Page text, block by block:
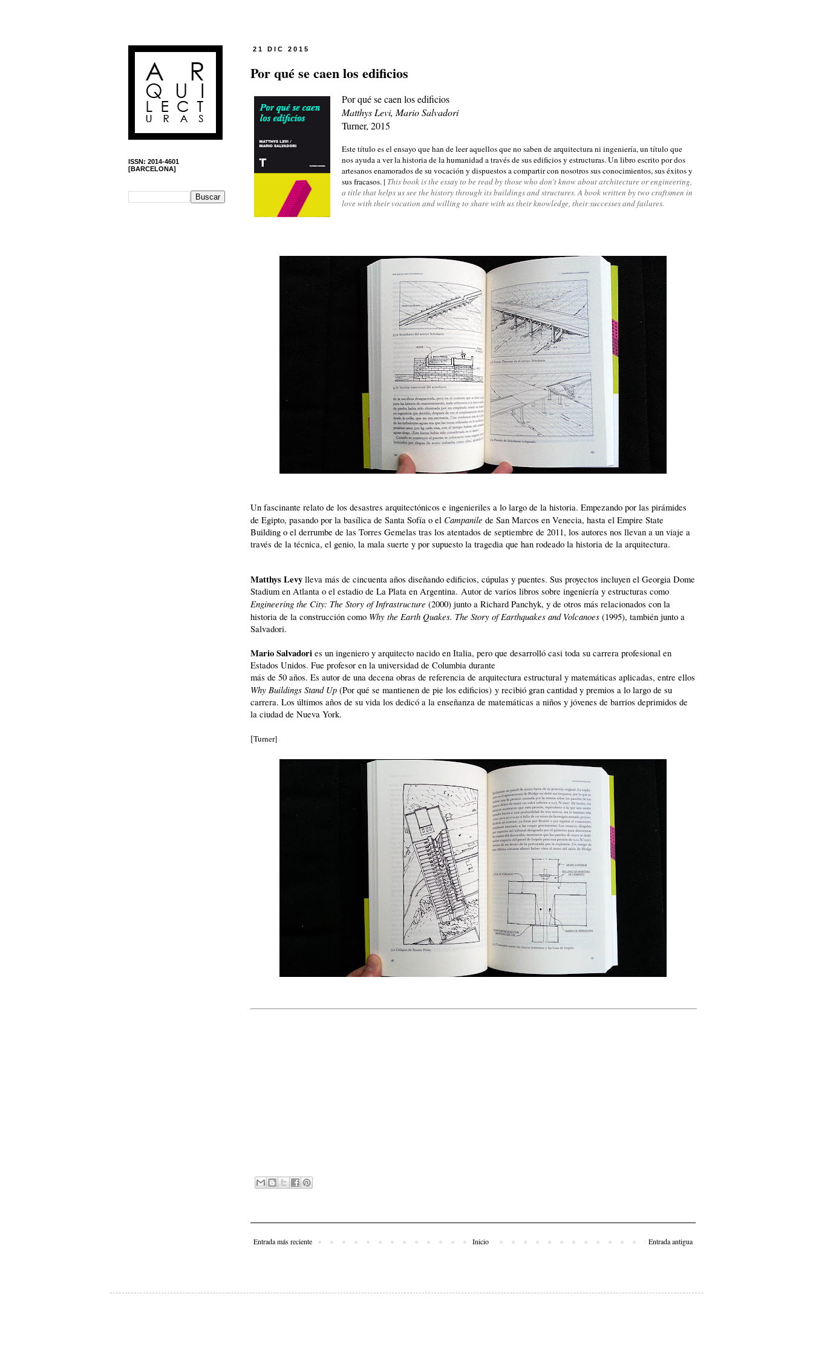
21 DIC 2015
Por qué se caen los edificios
Por qué se caen los edificios
Matthys Levi, Mario Salvadori
Turner, 2015
Este título es el ensayo que han de leer aquellos que no saben de arquitectura ni ingeniería, un título que
nos ayuda a ver la historia de la humanidad a través de sus edificios y estructuras. Un libro escrito por dos
artesanos enamorados de su vocación y dispuestos a compartir con nosotros sus conocimientos, sus éxitos y
sus fracasos. | This book is the essay to be read by those who don't know about architecture or engineering,
a title that helps us see the history through its buildings and structures. A book written by two craftsmen in
love with their vocation and willing to share with us their knowledge, their successes and failures.
Un fascinante relato de los desastres arquitectónicos e ingenieriles a lo largo de la historia. Empezando por las pirámides
de Egipto, pasando por la basílica de Santa Sofía o el Campanile de San Marcos en Venecia, hasta el Empire State
Building o el derrumbe de las Torres Gemelas tras los atentados de septiembre de 2011, los autores nos llevan a un viaje a
través de la técnica, el genio, la mala suerte y por supuesto la tragedia que han rodeado la historia de la arquitectura.
Matthys Levy lleva más de cincuenta años diseñando edificios, cúpulas y puentes. Sus proyectos incluyen el Georgia Dome
Stadium en Atlanta o el estadio de La Plata en Argentina. Autor de varios libros sobre ingeniería y estructuras como
Engineering the City: The Story of Infrastructure (2000) junto a Richard Panchyk, y de otros más relacionados con la
historia de la construcción como Why the Earth Quakes. The Story of Earthquakes and Volcanoes (1995), también junto a
Salvadori.
Mario Salvadori es un ingeniero y arquitecto nacido en Italia, pero que desarrolló casi toda su carrera profesional en
Estados Unidos. Fue profesor en la universidad de Columbia durante
más de 50 años. Es autor de una decena obras de referencia de arquitectura estructural y matemáticas aplicadas, entre ellos
Why Buildings Stand Up (Por qué se mantienen de pie los edificios) y recibió gran cantidad y premios a lo largo de su
carrera. Los últimos años de su vida los dedicó a la enseñanza de matemáticas a niños y jóvenes de barrios deprimidos de
la ciudad de Nueva York.
[Turner]
Entrada más reciente Entrada antigua
Inicio
ISSN: 2014-4601
[BARCELONA]